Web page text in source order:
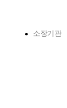
소장기관